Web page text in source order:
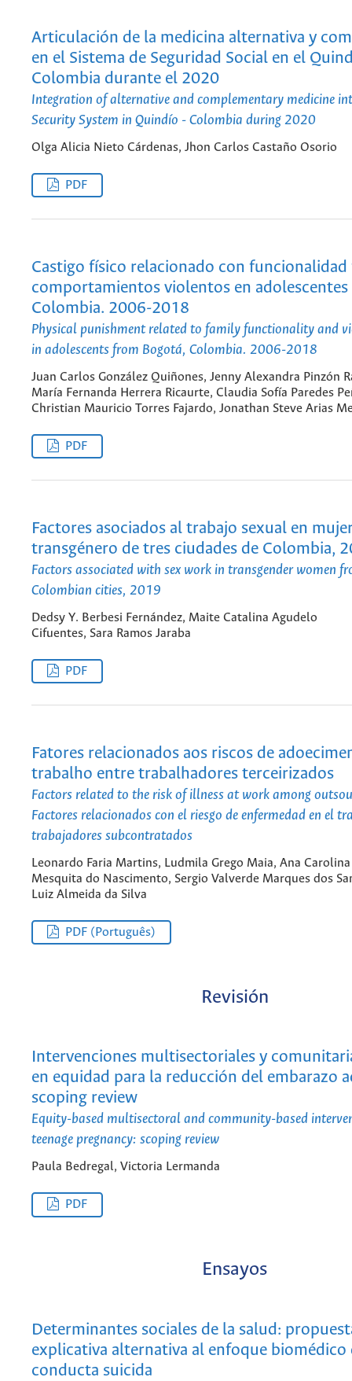
Articulación de la medicina alternativa y
en el Sistema de Seguridad Social en el
Colombia durante el 2020
Integration of alternative and complementary medicine
Security System in Quindío - Colombia during 2020
Olga Alicia Nieto Cárdenas, Jhon Carlos Castaño Osorio
PDF
Castigo físico relacionado con
comportamientos violentos en adolescentes
Colombia. 2006-2018
Physical punishment related to family functionality and
in adolescents from Bogotá, Colombia. 2006-2018
Juan Carlos González Quiñones, Jenny Alexandra Pinzón
María Fernanda Herrera Ricaurte, Claudia Sofía Paredes
Christian Mauricio Torres Fajardo, Jonathan Steve Arias
PDF
Factores asociados al trabajo sexual en
transgénero de tres ciudades de Colombia,
Factors associated with sex work in transgender women
Colombian cities, 2019
Dedsy Y. Berbesi Fernández, Maite Catalina Agudelo
Cifuentes, Sara Ramos Jaraba
PDF
Fatores relacionados aos riscos de
trabalho entre trabalhadores terceirizados
Factors related to the risk of illness at work among
Factores relacionados con el riesgo de enfermedad en el
trabajadores subcontratados
Leonardo Faria Martins, Ludmila Grego Maia, Ana Carolina
Mesquita do Nascimento, Sergio Valverde Marques dos
Luiz Almeida da Silva
PDF (Português)
Revisión
Intervenciones multisectoriales y
en equidad para la reducción del embarazo
scoping review
Equity-based multisectoral and community-based
teenage pregnancy: scoping review
Paula Bedregal, Victoria Lermanda
PDF
Ensayos
Determinantes sociales de la salud:
explicativa alternativa al enfoque biomédico
conducta suicida